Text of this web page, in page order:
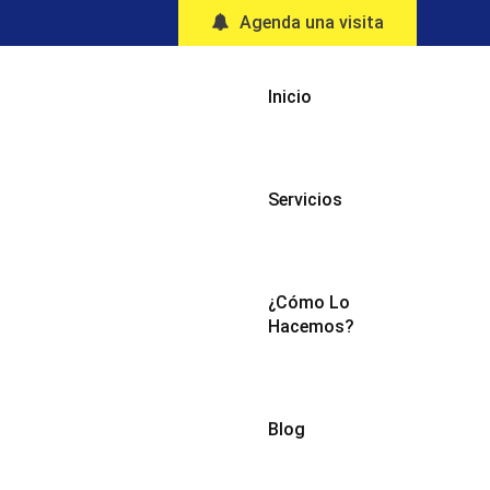
Agenda una visita
Inicio
Servicios
¿Cómo Lo
Hacemos?
Blog